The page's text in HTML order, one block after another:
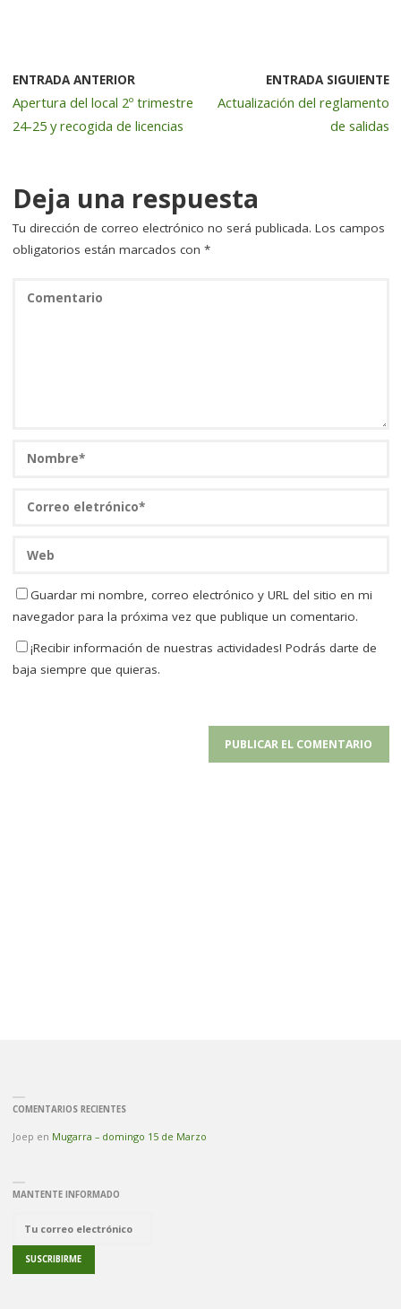
b
o
o
r dI
n rt
ENTRADA ANTERIOR
Apertura del local 2º trimestre
24-25 y recogida de licencias
ENTRADA SIGUIENTE
Actualización del reglamento
de salidas
Deja una respuesta
Tu dirección de correo electrónico no será publicada. Los campos
obligatorios están marcados con *
Guardar mi nombre, correo electrónico y URL del sitio en mi
navegador para la próxima vez que publique un comentario.
¡Recibir información de nuestras actividades! Podrás darte de
baja siempre que quieras.
COMENTARIOS RECIENTES
Joep en Mugarra – domingo 15 de Marzo
MANTENTE INFORMADO